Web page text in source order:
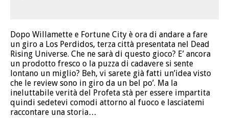
Dopo Willamette e Fortune City è ora di andare a fare
un giro a Los Perdidos, terza città presentata nel Dead
Rising Universe. Che ne sarà di questo gioco? E’ ancora
un prodotto fresco o la puzza di cadavere si sente
lontano un miglio? Beh, vi sarete già fatti un’idea visto
che le review sono in giro da un bel po’. Ma la
ineluttabile verità del Profeta stà per essere impartita
quindi sedetevi comodi attorno al fuoco e lasciatemi
raccontare una storia…